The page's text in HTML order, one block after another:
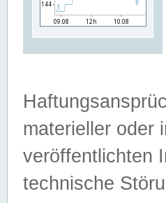
materieller oder
veröffentlichten
technische